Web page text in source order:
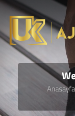
Anasayfa